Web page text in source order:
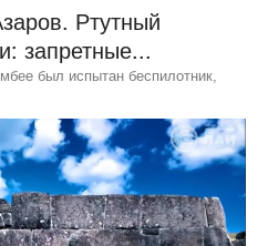
Ртутный
запретные...
был испытан беспилотник,